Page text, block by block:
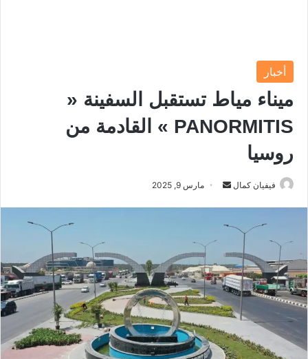
أخبار
ميناء مياط تستقبل السفينة «
PANORMITIS » القادمة من
روسيا
فيفيان كمال
ر
ي
د
ا
إ
ل
مارس 9, 2025